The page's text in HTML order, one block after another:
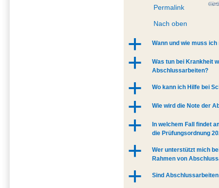
Permalink
Nach oben
a Wann und wie muss
a
Was tun bei Krankheit
Abschlussarbeiten?
a Wo kann ich Hilfe bei
a Wie wird die Note der
a
In welchem Fall findet
die Prüfungsordnung
a
Wer unterstützt mich
Rahmen von
a Sind